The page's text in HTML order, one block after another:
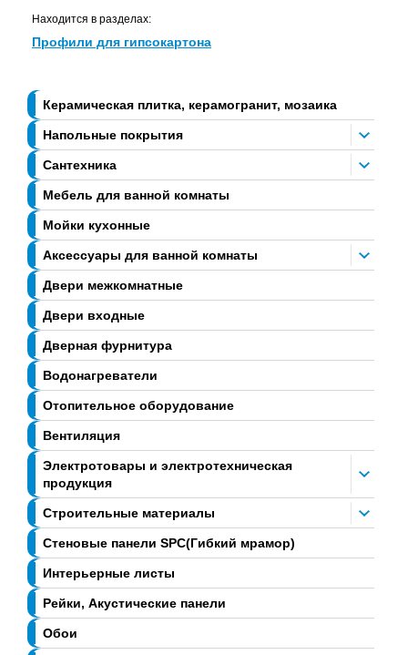
Керамическая плитка, керамогранит, мозаика
Напольные покрытия
Сантехника
Мебель для ванной комнаты
Мойки кухонные
Аксессуары для ванной комнаты
Двери межкомнатные
Двери входные
Дверная фурнитура
Водонагреватели
Отопительное оборудование
Вентиляция
Электротовары и электротехническая
продукция
Строительные материалы
Стеновые панели SPC(Гибкий мрамор)
Интерьерные листы
Рейки, Акустические панели
Обои
Находится в разделах:
Профили для гипсокартона